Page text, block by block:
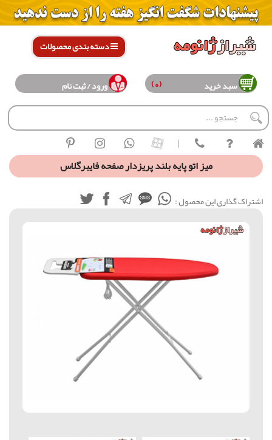
دسته بندی محصولات
سبد خرید (0) ورود / ثبت نام
|
میز اتو پایه بلند پریزدار صفحه فایبرگلاس
اشتراک گذاری این محصول :